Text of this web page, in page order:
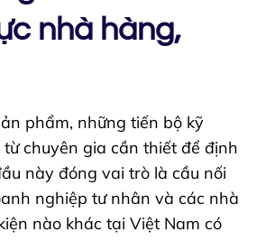
nhà hàng,
phẩm, những tiến bộ kỹ
chuyên gia cần thiết để định
này đóng vai trò là cầu nối
nghiệp tư nhân và các nhà
nào khác tại Việt Nam có